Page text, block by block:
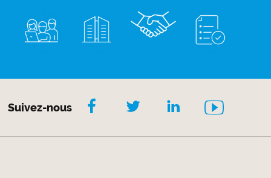
Suivez-nous